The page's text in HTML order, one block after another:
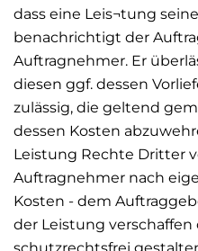
dass eine Leis¬tung
benachrichtigt der
Auftragnehmer. Er
diesen ggf. dessen
zulässig, die geltend
dessen Kosten
Leistung Rechte Dritter
Auftragnehmer nach
Kosten - dem
der Leistung verschaffen